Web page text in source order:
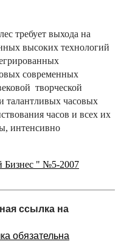
требует выхода на
высоких технологий
современных
творческой
талантливых часовых
часов и всех их
интенсивно
Бизнес " №5-2007
ссылка на
обязательна